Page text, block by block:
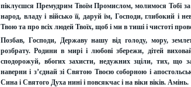
піклуєшся Премудрим Твоїм Промислом, молимося Тобі
народ, владу і військо її, даруй їм, Господи, глибокий і
Твою та про всіх людей Твоїх, щоб і ми в тиші і чистоті
Позбав, Господи, Державу нашу від голоду, мору,
розбрату. Родини в мирі і любові збережи, дітей
сподорожуй, вбогих захисти, недужних зціли, тих, що
наверни і з’єднай зі Святою Твоєю соборною і
Сина і Святого Духа нині і повсякчас і на віки віків. Амінь.